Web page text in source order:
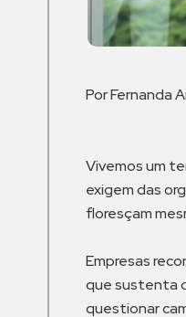
Por Fernanda
Vivemos um
exigem das
floresçam
Empresas
que sustenta
questionar